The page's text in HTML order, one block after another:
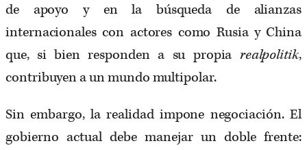
de apoyo y en la búsqueda de alianzas
internacionales con actores como Rusia y China
que, si bien responden a su propia realpolitik,
contribuyen a un mundo multipolar.
Sin embargo, la realidad impone negociación. El
gobierno actual debe manejar un doble frente: